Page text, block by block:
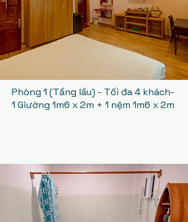
Phòng 1 (Tầng lầu) - Tối đa 4 khách-
1 Giường 1m6 x 2m + 1 nệm 1m6 x 2m